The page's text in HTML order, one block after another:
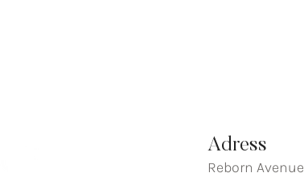
Adress
Reborn Avenue